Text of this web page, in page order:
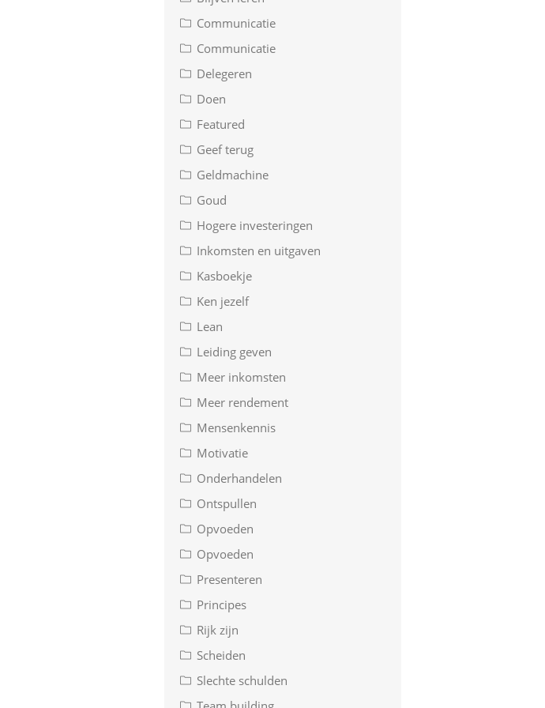
Communicatie
Communicatie
Delegeren
Doen
Featured
Geef terug
Geldmachine
Goud
Hogere investeringen
Inkomsten en uitgaven
Kasboekje
Ken jezelf
Lean
Leiding geven
Meer inkomsten
Meer rendement
Mensenkennis
Motivatie
Onderhandelen
Ontspullen
Opvoeden
Opvoeden
Presenteren
Principes
Rijk zijn
Scheiden
Slechte schulden